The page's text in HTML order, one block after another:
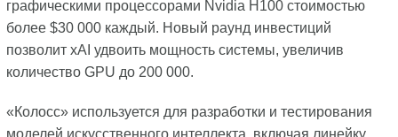
графическими процессорами Nvidia H100 стоимостью
более $30 000 каждый. Новый раунд инвестиций
позволит xAI удвоить мощность системы, увеличив
количество GPU до 200 000.
«Колосс» используется для разработки и тестирования
моделей искусственного интеллекта, включая линейку